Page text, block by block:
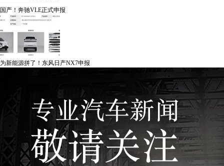
国产！奔驰VLE正式申报
为新能源拼了！东风日产NX7申报